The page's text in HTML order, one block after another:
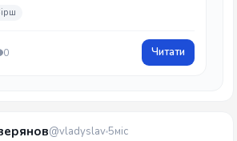
0 Читати
@vladyslav 5міс